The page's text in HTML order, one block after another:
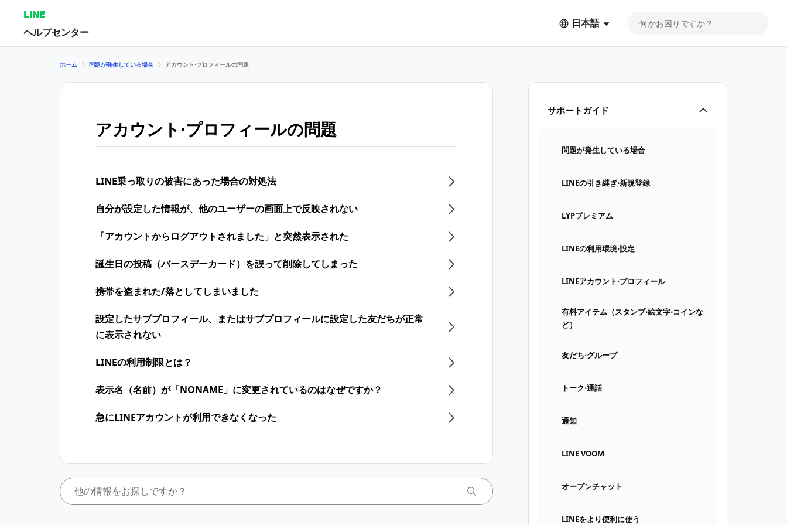
LINE
ヘルプセンター
日本語
サポートガイド
問題が発生している場合
LINEの引き継ぎ⋅新規登録
LYPプレミアム
LINEの利用環境⋅設定
LINEアカウント⋅プロフィール
有料アイテム（スタンプ⋅絵文字⋅コインな
ど）
友だち⋅グループ
トーク⋅通話
通知
LINE VOOM
オープンチャット
LINEをより便利に使う
ホーム 問題が発生している場合 アカウント⋅プロフィールの問題
アカウント⋅プロフィールの問題
LINE乗っ取りの​被害に​あった​場合の​対処法
自分が設定した情報が、他のユーザーの画面上で反映されない
「アカウントからログアウトされました」と突然表示された
誕生日の投稿（バースデーカード）を誤って削除してしまった
携帯を盗まれた/落としてしまいました
設定したサブプロフィール、またはサブプロフィールに設定した友だちが正常
に表示されない
LINEの利用制限とは？
表示名（名前）が「NONAME」に変更されているのはなぜですか？
急にLINEアカウントが利用できなくなった